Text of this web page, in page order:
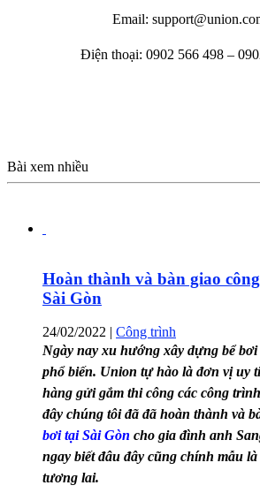
Email:
Điện thoại: 0902 566 498 –
Bài xem nhiều
Hoàn thành và bàn giao
Sài Gòn
24/02/2022 | Công trình
Ngày nay xu hướng xây dựng bể
phổ biến. Union tự hào là đơn vị uy
hàng gửi gắm thi công các công
đây chúng tôi đã đã hoàn thành và
bơi tại Sài Gòn cho gia đình anh
ngay biết đâu đây cũng chính mẫu
tương lai.